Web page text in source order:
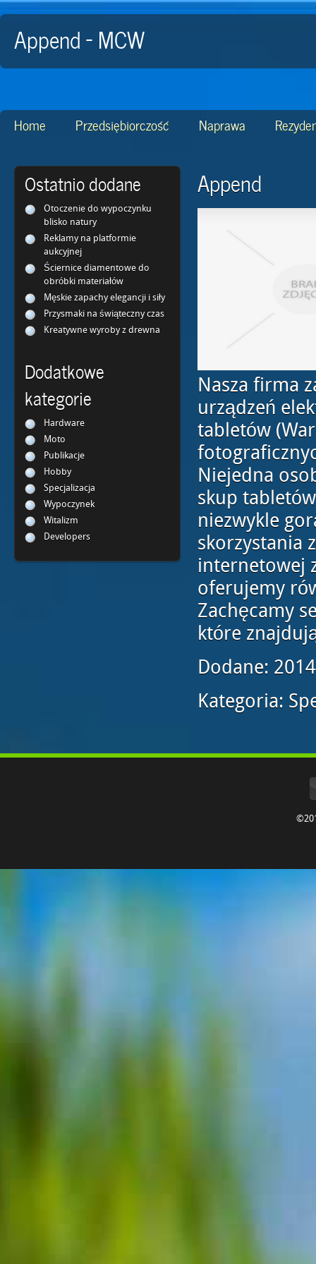
Append - MCW
Home Przedsiębiorczość Naprawa
Ostatnio dodane
Otoczenie do wypoczynku
blisko natury
Reklamy na platformie
aukcyjnej
Ściernice diamentowe do
obróbki materiałów
Męskie zapachy elegancji i siły
Przysmaki na świąteczny czas
Kreatywne wyroby z drewna
Dodatkowe
kategorie
Hardware
Moto
Publikacje
Hobby
Specjalizacja
Wypoczynek
Witalizm
Developers
Append
Nasza firma
urządzeń
tabletów
Niejedna
skup
niezwykle
skorzystania
internetowej
oferujemy
Zachęcamy
które
Dodane:
Kategoria: